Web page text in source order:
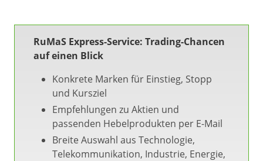
RuMaS Express-Service: Trading-Chancen
auf einen Blick
Konkrete Marken für Einstieg, Stopp
und Kursziel
Empfehlungen zu Aktien und
passenden Hebelprodukten per E-Mail
Breite Auswahl aus Technologie,
Telekommunikation, Industrie, Energie,